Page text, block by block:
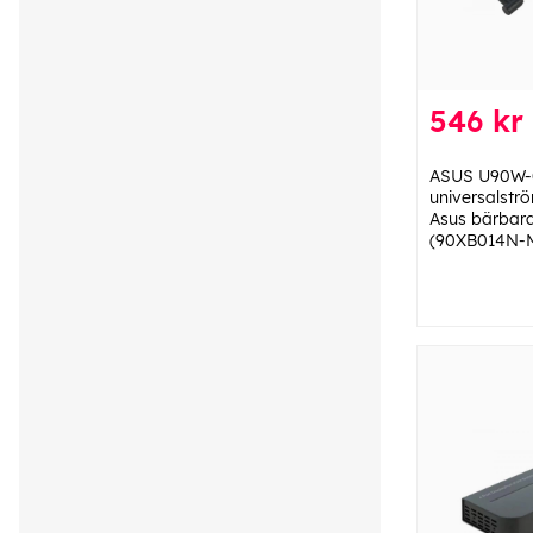
546 kr
ASUS
Asus
(90XB014N-